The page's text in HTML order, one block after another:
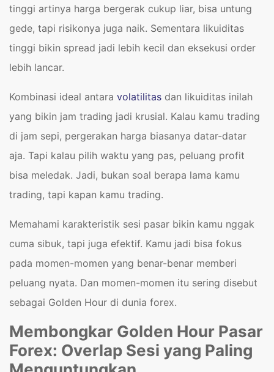
tinggi artinya harga bergerak cukup liar, bisa untung
gede, tapi risikonya juga naik. Sementara likuiditas
tinggi bikin spread jadi lebih kecil dan eksekusi order
lebih lancar.
Kombinasi ideal antara volatilitas dan likuiditas inilah
yang bikin jam trading jadi krusial. Kalau kamu trading
di jam sepi, pergerakan harga biasanya datar-datar
aja. Tapi kalau pilih waktu yang pas, peluang profit
bisa meledak. Jadi, bukan soal berapa lama kamu
trading, tapi kapan kamu trading.
Memahami karakteristik sesi pasar bikin kamu nggak
cuma sibuk, tapi juga efektif. Kamu jadi bisa fokus
pada momen-momen yang benar-benar memberi
peluang nyata. Dan momen-momen itu sering disebut
sebagai Golden Hour di dunia forex.
Membongkar Golden Hour Pasar
Forex: Overlap Sesi yang Paling